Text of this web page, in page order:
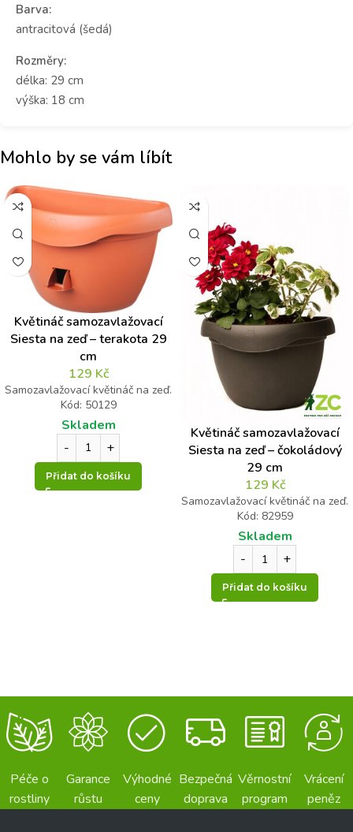
Barva:
antracitová (šedá)
Rozměry:
délka: 29 cm
výška: 18 cm
Mohlo by se vám líbít
Květináč samozavlažovací
Siesta na zeď – terakota 29
cm
129 Kč
Samozavlažovací květináč na zeď.
Kód: 50129
Skladem
Přidat do košíku
Květináč samozavlažovací
Siesta na zeď – čokoládový
29 cm
129 Kč
Samozavlažovací květináč na zeď.
Kód: 82959
Skladem
Přidat do košíku
Péče o
rostliny
Garance
růstu
Výhodné
ceny
Bezpečná
doprava
Věrnostní
program
Vrácení
peněz